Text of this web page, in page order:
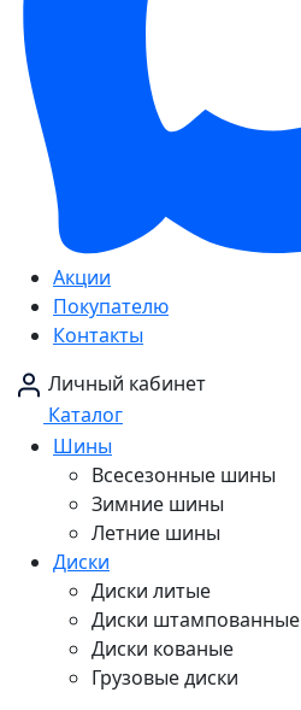
Акции
Покупателю
Контакты
Личный кабинет
Каталог
Шины
Всесезонные шины
Зимние шины
Летние шины
Диски
Диски литые
Диски штампованные
Диски кованые
Грузовые диски